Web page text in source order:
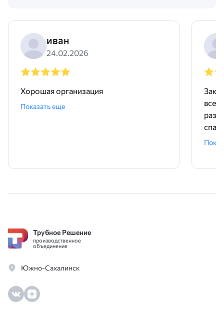
иван
24.02.2026
Хорошая организация
Показать еще
все
Трубное Решение
производственное
объединение
Южно-Сахалинск